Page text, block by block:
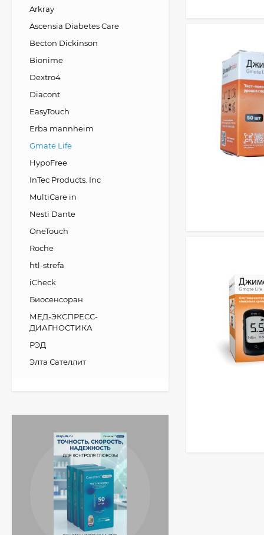
Arkray
Ascensia Diabetes Care
Becton Dickinson
Bionime
Dextro4
Diacont
EasyTouch
Erba mannheim
Gmate Life
HypoFree
InTec Products. Inc
MultiCare in
Nesti Dante
OneTouch
Roche
htl-strefa
iCheck
Биосенсоран
МЕД-ЭКСПРЕСС-
ДИАГНОСТИКА
РЭД
Элта Сателлит